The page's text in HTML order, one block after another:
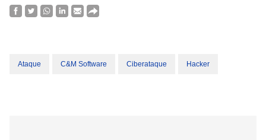
Ataque C&M Software Ciberataque Hacker